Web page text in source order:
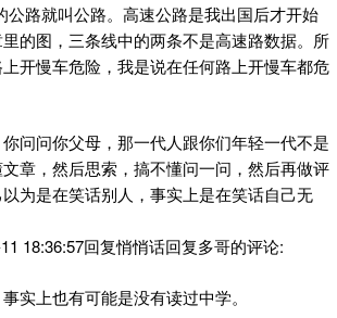
公路就叫公路。高速公路是我出国后才开始
的图，三条线中的两条不是高速路数据。所
开慢车危险，我是说在任何路上开慢车都危
问问你父母，那一代人跟你们年轻一代不是
章，然后思索，搞不懂问一问，然后再做评
为是在笑话别人，事实上是在笑话自己无
18:36:57回复悄悄话回复多哥的评论:
实上也有可能是没有读过中学。